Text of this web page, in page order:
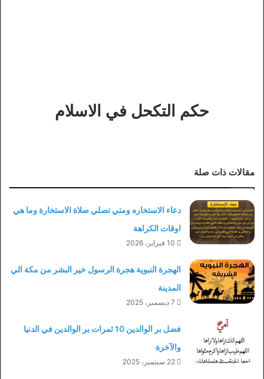
حكم التكحل في الاسلام
مقالات ذات صلة
دعاء الاستخاره ومتي تصلي صلاة الاستخارة وما هي
اوقات الكراهة
10 فبراير، 2026
الهجرة النبوية هجرة الرسول خير البشر من مكة الي
المدينة
7 ديسمبر، 2025
فضل بر الوالدين 10 ثمرات بر الوالدين في الدنيا
والآخرة
22 سبتمبر، 2025